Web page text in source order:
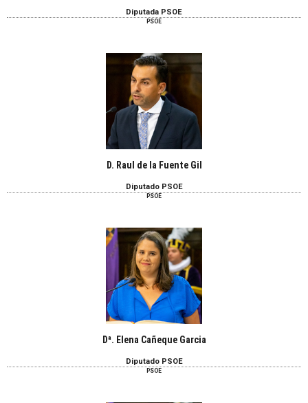
Diputada PSOE
PSOE
D. Raul de la Fuente Gil
Diputado PSOE
PSOE
Dª. Elena Cañeque Garcia
Diputado PSOE
PSOE